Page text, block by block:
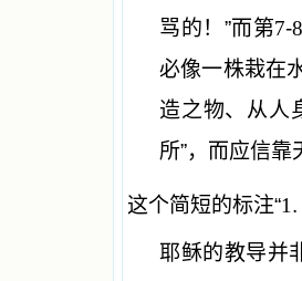
骂的！”而第7-
必像一株栽在
造之物、从人
所”，而应信靠
这个简短的标注“1 .
耶稣的教导并